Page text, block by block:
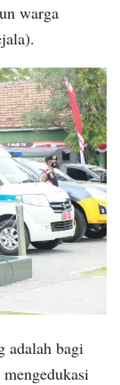
warga
adalah bagi